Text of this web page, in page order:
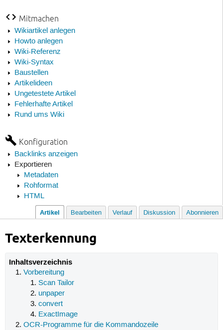
Mitmachen
Wikiartikel anlegen
Howto anlegen
Wiki-Referenz
Wiki-Syntax
Baustellen
Artikelideen
Ungetestete Artikel
Fehlerhafte Artikel
Rund ums Wiki
Konfiguration
Backlinks anzeigen
Exportieren
Metadaten
Rohformat
HTML
Artikel Bearbeiten Verlauf Diskussion Abonnieren
Texterkennung
Inhaltsverzeichnis
Vorbereitung
Scan Tailor
unpaper
convert
ExactImage
OCR-Programme für die Kommandozeile